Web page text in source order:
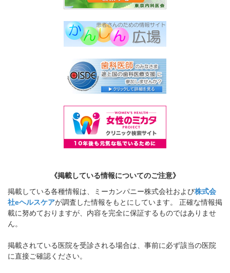
《掲載している情報についてのご注意》
掲載している各種情報は、ミーカンパニー株式会社および株式会
社eヘルスケアが調査した情報をもとにしています。 正確な情報掲
載に努めておりますが、内容を完全に保証するものではありませ
ん。
掲載されている医院を受診される場合は、事前に必ず該当の医院
に直接ご確認ください。